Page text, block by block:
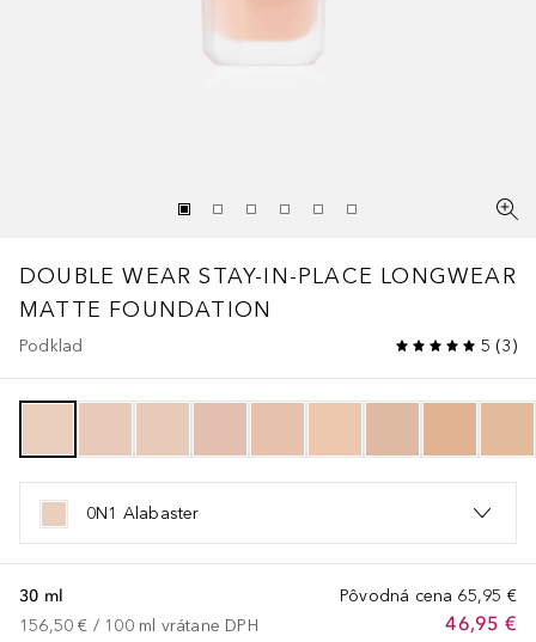
DOUBLE WEAR STAY-IN-PLACE LONGWEAR
MATTE FOUNDATION
Podklad 5 (3)
0N1 Alabaster
Pôvodná cena 65,95 €
46,95 €
30 ml
156,50 € / 100 ml vrátane DPH